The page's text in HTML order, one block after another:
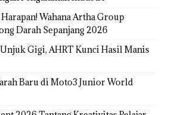
Wahana Artha Group
Darah Sepanjang 2026
Gigi, AHRT Kunci Hasil Manis
Baru di Moto3 Junior World